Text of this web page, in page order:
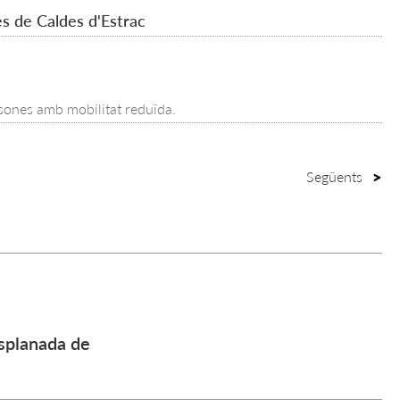
de Caldes d'Estrac
amb mobilitat reduïda.
Següents
de